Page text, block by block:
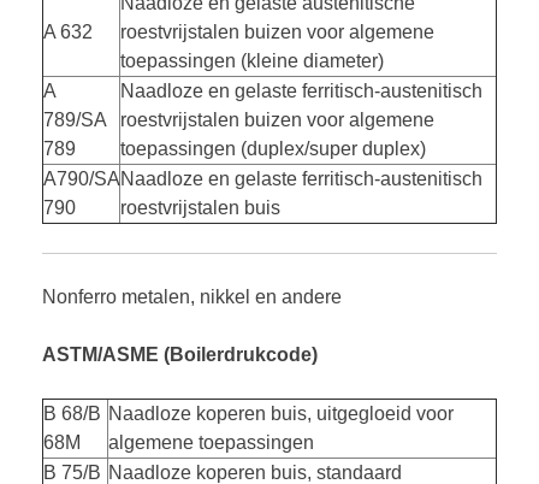
A 632
roestvrijstalen buizen voor algemene
toepassingen (kleine diameter)
A
789/SA
789
Naadloze en gelaste ferritisch-austenitisch
roestvrijstalen buizen voor algemene
toepassingen (duplex/super duplex)
A790/SA
790
Naadloze en gelaste ferritisch-austenitisch
roestvrijstalen buis
Nonferro metalen, nikkel en andere
ASTM/ASME (Boilerdrukcode)
B 68/B
68M
Naadloze koperen buis, uitgegloeid voor
algemene toepassingen
B 75/B Naadloze koperen buis, standaard